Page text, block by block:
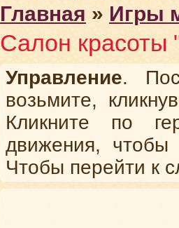
Главная » Игры
Салон красоты
Управление.
возьмите,
Кликните по
движения, чтобы
Чтобы перейти к